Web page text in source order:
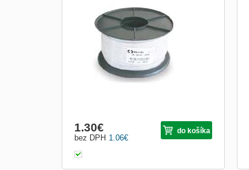
celoměděný koaxiální kabel, pen.
dielektrikum, měděný střed, hliníkové
opletení, metrážovaný, 250 m na kotouči. *
Vysoce jakostní kabel vhodný zejména
pro TV a SAT rozvody, zvláště jako páteřní
- velmi nízký útlum. Více i...
1.06€
bez DPH
1.30€ do košíka